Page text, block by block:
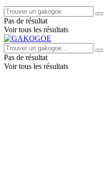
Pas de résultat
Voir tous les résultats
Pas de résultat
Voir tous les résultats